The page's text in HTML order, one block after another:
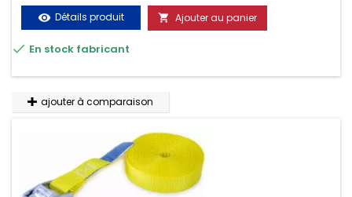
vos chargements pendant le transport. Matière polyester
très résistante aux UV et aux variations de températures,
n'absorbe pas l'eau.
visibility Détails produit  Ajouter au panier
 En stock fabricant
ajouter à comparaison